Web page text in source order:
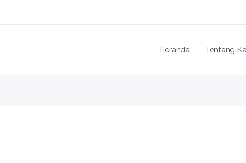
Beranda Tentang